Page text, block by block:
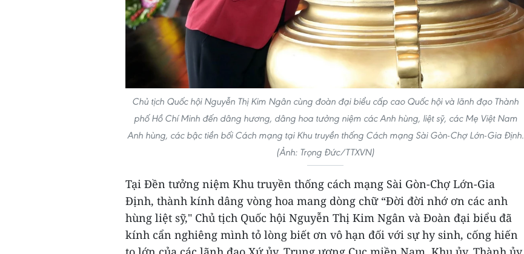
Chủ tịch Quốc hội Nguyễn Thị Kim Ngân cùng đoàn đại biểu cấp cao Quốc hội và lãnh đạo Thành
phố Hồ Chí Minh đến dâng hương, dâng hoa tưởng niệm các Anh hùng, liệt sỹ, các Mẹ Việt Nam
Anh hùng, các bậc tiền bối Cách mạng tại Khu truyền thống Cách mạng Sài Gòn-Chợ Lớn-Gia Định.
(Ảnh: Trọng Đức/TTXVN)
Tại Đền tưởng niệm Khu truyền thống cách mạng Sài Gòn-Chợ Lớn-Gia
Định, thành kính dâng vòng hoa mang dòng chữ “Đời đời nhớ ơn các anh
hùng liệt sỹ," Chủ tịch Quốc hội Nguyễn Thị Kim Ngân và Đoàn đại biểu đã
kính cẩn nghiêng mình tỏ lòng biết ơn vô hạn đối với sự hy sinh, cống hiến